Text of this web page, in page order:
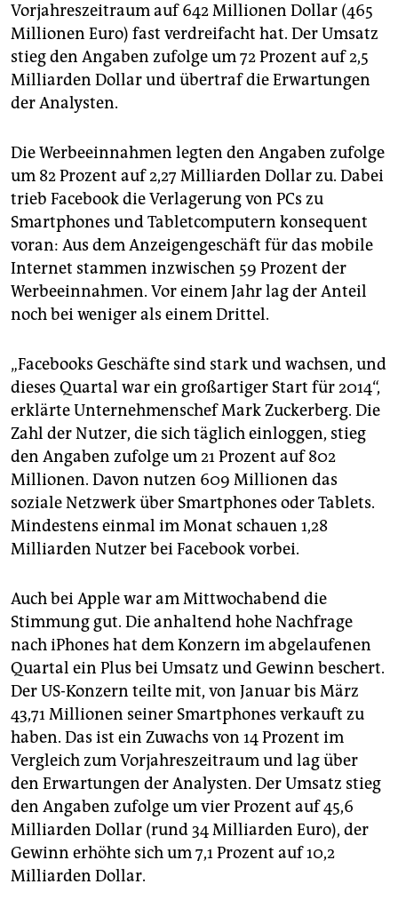
genossenschaft
epaper login
Vorjahreszeitraum auf 642 Millionen Dollar (465
Millionen Euro) fast verdreifacht hat. Der Umsatz
stieg den Angaben zufolge um 72 Prozent auf 2,5
Milliarden Dollar und übertraf die Erwartungen
der Analysten.
Die Werbeeinnahmen legten den Angaben zufolge
um 82 Prozent auf 2,27 Milliarden Dollar zu. Dabei
trieb Facebook die Verlagerung von PCs zu
Smartphones und Tabletcomputern konsequent
voran: Aus dem Anzeigengeschäft für das mobile
Internet stammen inzwischen 59 Prozent der
Werbeeinnahmen. Vor einem Jahr lag der Anteil
noch bei weniger als einem Drittel.
„Facebooks Geschäfte sind stark und wachsen, und
dieses Quartal war ein großartiger Start für 2014“,
erklärte Unternehmenschef Mark Zuckerberg. Die
Zahl der Nutzer, die sich täglich einloggen, stieg
den Angaben zufolge um 21 Prozent auf 802
Millionen. Davon nutzen 609 Millionen das
soziale Netzwerk über Smartphones oder Tablets.
Mindestens einmal im Monat schauen 1,28
Milliarden Nutzer bei Facebook vorbei.
Auch bei Apple war am Mittwochabend die
Stimmung gut. Die anhaltend hohe Nachfrage
nach iPhones hat dem Konzern im abgelaufenen
Quartal ein Plus bei Umsatz und Gewinn beschert.
Der US-Konzern teilte mit, von Januar bis März
43,71 Millionen seiner Smartphones verkauft zu
haben. Das ist ein Zuwachs von 14 Prozent im
Vergleich zum Vorjahreszeitraum und lag über
den Erwartungen der Analysten. Der Umsatz stieg
den Angaben zufolge um vier Prozent auf 45,6
Milliarden Dollar (rund 34 Milliarden Euro), der
Gewinn erhöhte sich um 7,1 Prozent auf 10,2
Milliarden Dollar.